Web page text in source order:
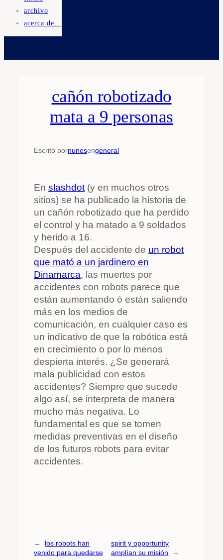
archivo
acerca de…
cañón robotizado
mata a 9 personas
Escrito pornunesengeneral
En slashdot(y en muchos otros
sitios) se ha publicado la historia de
un cañón robotizado que ha perdido
el control y ha matado a 9 soldados
y herido a 16.
Después del accidente de un robot
que mató a un jardinero en
Dinamarca, las muertes por
accidentes con robots parece que
están aumentando ó están saliendo
más en los medios de
comunicación, en cualquier caso es
un indicativo de que la robótica está
en crecimiento o por lo menos
despierta interés. ¿Se generará
mala publicidad con estos
accidentes? Siempre que sucede
algo así, se interpreta de manera
mucho más negativa. Lo
fundamental es que se tomen
medidas preventivas en el diseño
de los futuros robots para evitar
accidentes.
←
los robots han
venido para quedarse
spirit y opportunity
amplían su misión
→